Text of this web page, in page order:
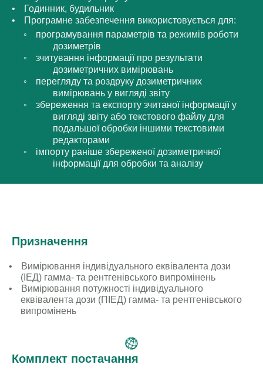
Годинник, будильник
Програмне забезпечення використовується для:
програмування параметрів та режимів роботи
дозиметрів
зчитування інформації про результати
дозиметричних вимірювань
перегляду та роздруку дозиметричних
вимірювань у вигляді звіту
збереження та експорту зчитаної інформації у
вигляді звіту або текстового файлу для
подальшої обробки іншими текстовими
редакторами
імпорту раніше збереженої дозиметричної
інформації для обробки та аналізу
Призначення
Вимірювання індивідуального еквівалента дози
(ІЕД) гамма- та рентгенівського випромінень
Вимірювання потужності індивідуального
еквівалента дози (ПІЕД) гамма- та рентгенівського
випромінень
Комплект постачання